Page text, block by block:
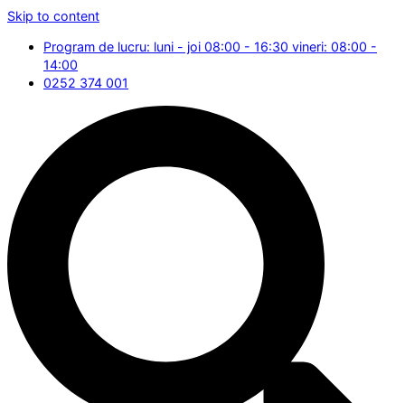
Skip to content
Program de lucru: luni - joi 08:00 - 16:30 vineri: 08:00 -
14:00
0252 374 001